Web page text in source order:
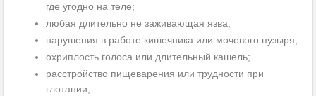
где угодно на теле;
любая длительно не заживающая язва;
нарушения в работе кишечника или мочевого пузыря;
охриплость голоса или длительный кашель;
расстройство пищеварения или трудности при
глотании;